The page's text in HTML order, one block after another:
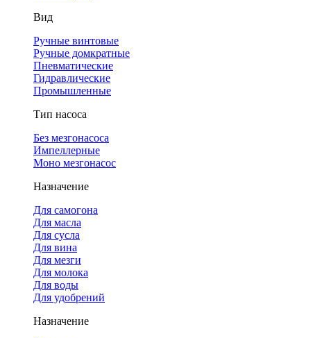
Вид
Ручные винтовые
Ручные домкратные
Пневматические
Гидравлические
Промышленные
Тип насоса
Без мезгонасоса
Импеллерные
Моно мезгонасос
Назначение
Для самогона
Для масла
Для сусла
Для вина
Для мезги
Для молока
Для воды
Для удобрений
Назначение